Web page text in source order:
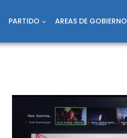
PARTIDO AREAS DE GOBIERNO